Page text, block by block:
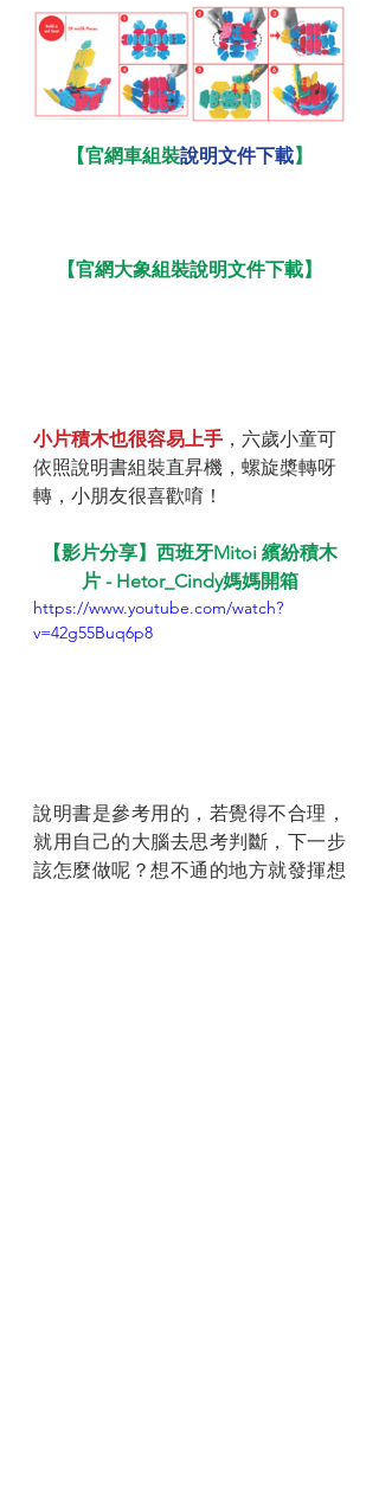
【官網車組裝說明文件下載】
【官網大象組裝說明文件下載】
小片積木也很容易上手 ，六歲小童可
依照說明書組裝直昇機，螺旋槳轉呀
轉，小朋友很喜歡唷！
【影片分享】西班牙Mitoi 繽紛積木
片 - Hetor_Cindy媽媽開箱
https://www.youtube.com/watch?
v=42g55Buq6p8
說明書是參考用的，若覺得不合理，
就用自己的大腦去思考判斷，下一步
該怎麼做呢？想不通的地方就發揮想